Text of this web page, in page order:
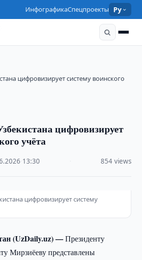
ИнфографикаСпецпроекты Ру
цифровизирует систему воинского
цифровизирует
учёта
13:30 854 views
цифровизирует систему
(UzDaily.uz) —Президенту
Мирзиёеву представлены